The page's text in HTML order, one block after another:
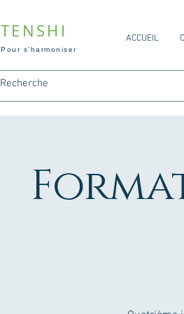
TENSHI
Pour s'harmoniser
ACCUEIL